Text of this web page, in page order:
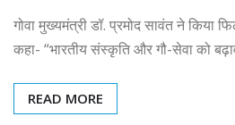
गोवा मुख्यमंत्री डॉ. प्रमोद सावंत ने किया
कहा- “भारतीय संस्कृति और गौ-सेवा को
READ MORE